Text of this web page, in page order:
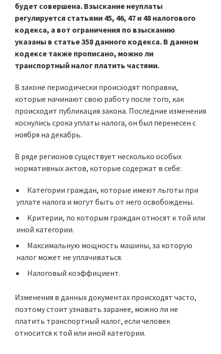
будет совершена. Взыскание неуплаты
регулируется статьями 45, 46, 47 и 48 налогового
кодекса, а вот ограничения по взысканию
указаны в статье 358 данного кодекса. В данном
кодексе также прописано, можно ли
транспортный налог платить частями.
В законе периодически происходят поправки,
которые начинают свою работу после того, как
происходит публикация закона. Последние изменения
коснулись срока уплаты налога, он был перенесен с
ноября на декабрь.
В ряде регионов существует несколько особых
нормативных актов, которые содержат в себе:
Категории граждан, которые имеют льготы при
уплате налога и могут быть от него освобождены.
Критерии, по которым граждан относят к той или
иной категории.
Максимальную мощность машины, за которую
налог может не уплачиваться.
Налоговый коэффициент.
Изменения в данных документах происходят часто,
поэтому стоит узнавать заранее, можно ли не
платить транспортный налог, если человек
относится к той или иной категории.